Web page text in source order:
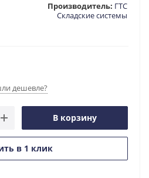
Производитель: ГТС
Складские системы
дешевле?
В корзину
в 1 клик